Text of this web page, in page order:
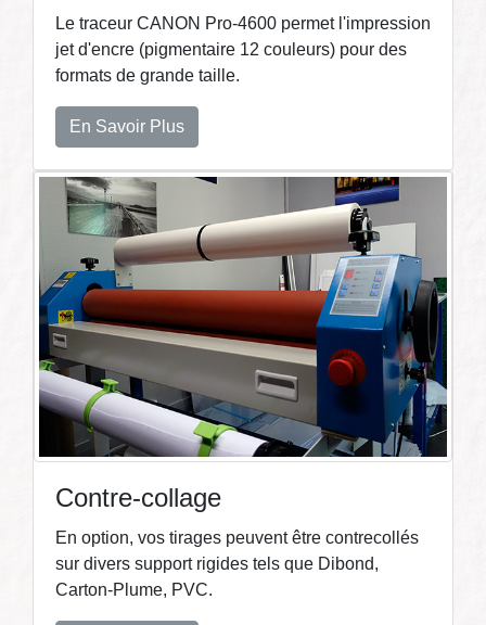
Le traceur CANON Pro-4600 permet l'impression
jet d'encre (pigmentaire 12 couleurs) pour des
formats de grande taille.
En Savoir Plus
Contre-collage
En option, vos tirages peuvent être contrecollés
sur divers support rigides tels que Dibond,
Carton-Plume, PVC.